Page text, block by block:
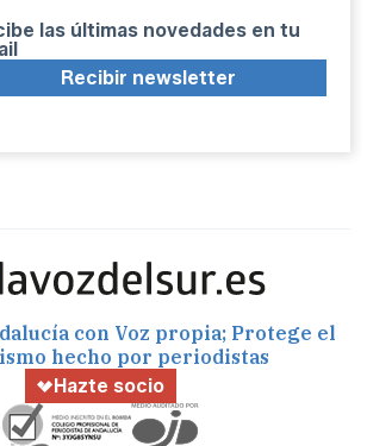
las últimas novedades en tu
Recibir newsletter
con Voz propia; Protege el
hecho por periodistas
Hazte socio